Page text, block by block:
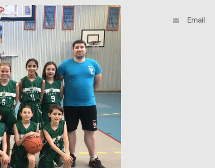
Email